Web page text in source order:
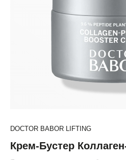
DOCTOR BABOR LIFTING
Крем-Бустер